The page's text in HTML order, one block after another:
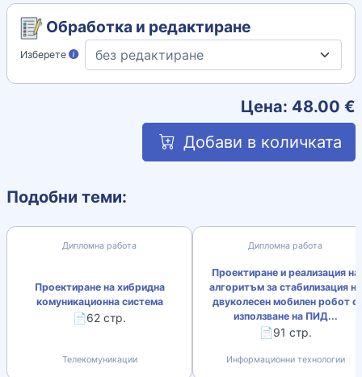
Обработка и редактиране
Изберете
Цена: 48.00 €
Добави в количката
Подобни теми:
Дипломна работа
Проектиране на хибридна
комуникационна система
📄62 стр.
Телекомуникации
Дипломна работа
Проектиране и реализация на
алгоритъм за стабилизация на
двуколесен мобилен робот с
използване на ПИД...
📄91 стр.
Информационни технологии